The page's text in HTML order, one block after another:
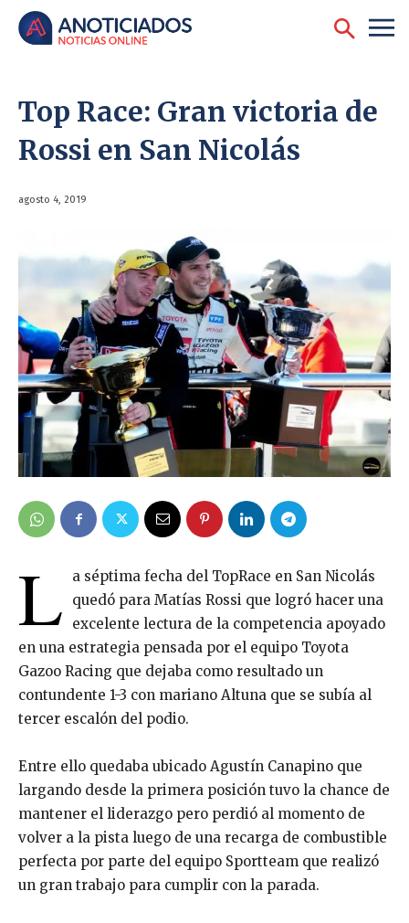
Top Race: Gran victoria de
Rossi en San Nicolás
agosto 4, 2019
L
a séptima fecha del TopRace en San Nicolás
quedó para Matías Rossi que logró hacer una
excelente lectura de la competencia apoyado
en una estrategia pensada por el equipo Toyota
Gazoo Racing que dejaba como resultado un
contundente 1-3 con mariano Altuna que se subía al
tercer escalón del podio.
Entre ello quedaba ubicado Agustín Canapino que
largando desde la primera posición tuvo la chance de
mantener el liderazgo pero perdió al momento de
volver a la pista luego de una recarga de combustible
perfecta por parte del equipo Sportteam que realizó
un gran trabajo para cumplir con la parada.